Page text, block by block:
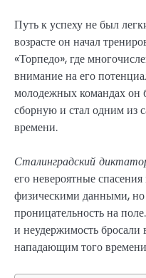
Путь к успеху не был
возрасте он начал
«Торпедо», где
внимание на его
молодежных командах
сборную и стал одним из
времени.
Сталинградский
его невероятные
физическими данными,
проницательность на
и неудержимость
нападающим того